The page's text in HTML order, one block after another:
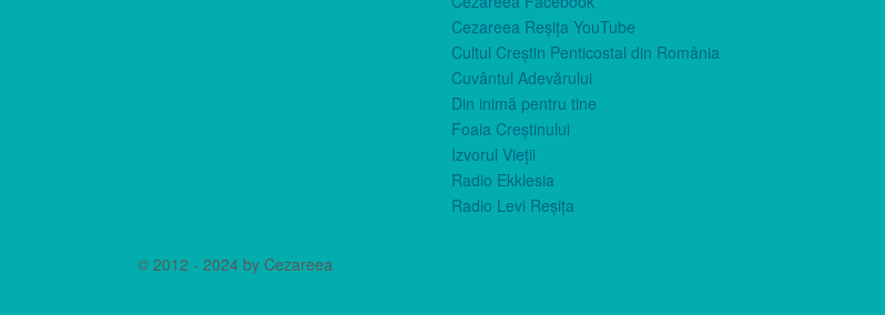
Cezareea Reşiţa YouTube
Cultul Creştin Penticostal din România
Cuvântul Adevărului
Din inimă pentru tine
Foaia Creştinului
Izvorul Vieţii
Radio Ekklesia
Radio Levi Reşiţa
© 2012 - 2024 by Cezareea